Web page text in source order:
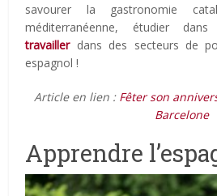
savourer la gastronomie
méditerranéenne, étudier dans
travaillerdans des secteurs de
espagnol !
Article en lien : Fêter son
Barcelone
Apprendre